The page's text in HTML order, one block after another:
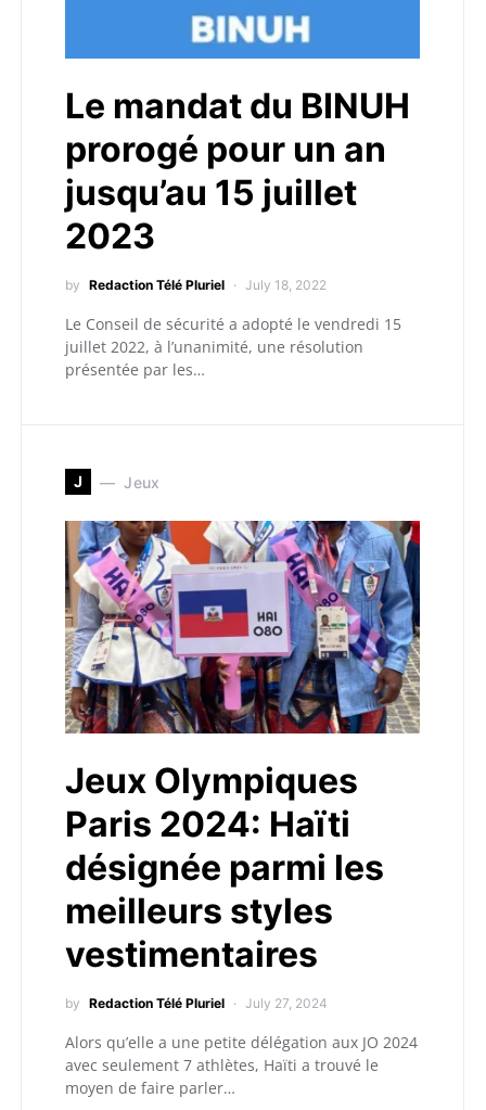
Le mandat du BINUH
prorogé pour un an
jusqu’au 15 juillet
2023
by Redaction Télé Pluriel July 18, 2022
Le Conseil de sécurité a adopté le vendredi 15
juillet 2022, à l’unanimité, une résolution
présentée par les…
J Jeux
Jeux Olympiques
Paris 2024: Haïti
désignée parmi les
meilleurs styles
vestimentaires
by Redaction Télé Pluriel July 27, 2024
Alors qu’elle a une petite délégation aux JO 2024
avec seulement 7 athlètes, Haïti a trouvé le
moyen de faire parler…